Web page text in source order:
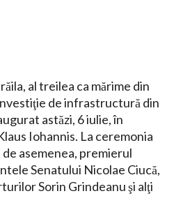
al treilea ca mărime din
de infrastructură din
astăzi, 6 iulie, în
Iohannis. La ceremonia
asemenea, premierul
Senatului Nicolae Ciucă,
Sorin Grindeanu şi alţi